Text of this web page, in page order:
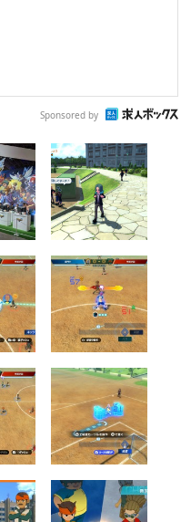
Sponsored by